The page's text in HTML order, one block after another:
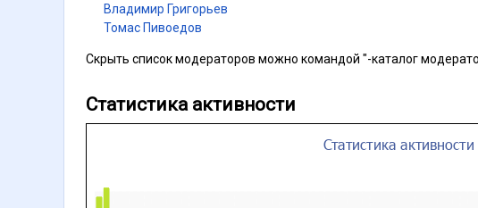
Владимир Григорьев
Томас Пивоедов
Скрыть список модераторов можно командой "-каталог
Статистика активности